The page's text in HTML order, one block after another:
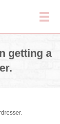
メ
getting a